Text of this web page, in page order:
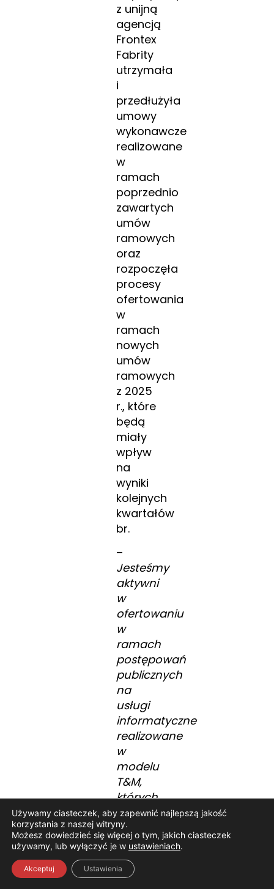
z unijną
agencją
Frontex
Fabrity
utrzymała
i
przedłużyła
umowy
wykonawcze
realizowane
w
ramach
poprzednio
zawartych
umów
ramowych
oraz
rozpoczęła
procesy
ofertowania
w
ramach
nowych
umów
ramowych
z 2025
r., które
będą
miały
wpływ
na
wyniki
kolejnych
kwartałów
br.
–
Jesteśmy
aktywni
w
ofertowaniu
w
ramach
postępowań
publicznych
na
usługi
informatyczne
realizowane
w
modelu
T&M,
których
potencjalny
wpływ
na
wyniki
jest już
Używamy ciasteczek, aby zapewnić najlepszą jakość
korzystania z naszej witryny.
Możesz dowiedzieć się więcej o tym, jakich ciasteczek
używamy, lub wyłączyć je w ustawieniach.
Akceptuj Ustawienia